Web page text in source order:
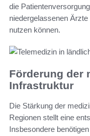
die
niedergelassenen
nutzen können.
Förderung der
Infrastruktur
Die Stärkung der
Regionen stellt eine
Insbesondere benötigen